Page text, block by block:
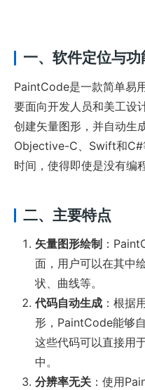
一、软件定位与功
PaintCode是一款简单易
要面向开发人员和美工设
创建矢量图形，并自动生
Objective-C、Swift和C#
时间，使得即使是没有编
二、主要特点
矢量图形绘制 ：
面，用户可以在其中
状、曲线等。
代码自动生成 ：根据
形，PaintCode能够
这些代码可以直接用
中。
分辨率无关 ：使用